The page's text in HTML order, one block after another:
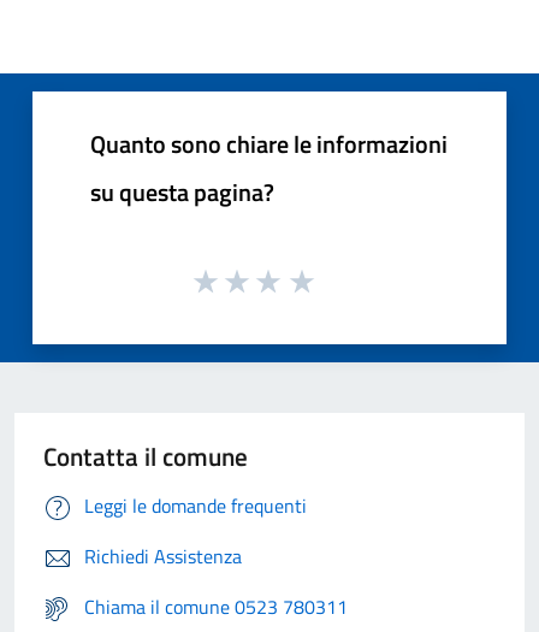
Quanto sono chiare le informazioni
su questa pagina?
Contatta il comune
Leggi le domande frequenti
Richiedi Assistenza
Chiama il comune 0523 780311